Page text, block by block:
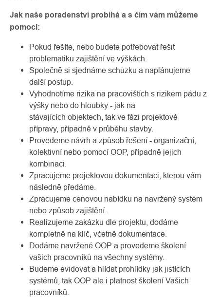
Jak naše poradenství probíhá a s čím vám můžeme
pomoci:
Pokud řešíte, nebo budete potřebovat řešit
problematiku zajištění ve výškách.
Společně si sjednáme schůzku a naplánujeme
další postup.
Vyhodnotíme rizika na pracovištích s rizikem pádu z
výšky nebo do hloubky - jak na
stávajících objektech, tak ve fázi projektové
přípravy, případně v průběhu stavby.
Provedeme návrh a způsob řešení - organizační,
kolektivní nebo pomocí OOP, případně jejich
kombinaci.
Zpracujeme projektovou dokumentaci, kterou vám
následně předáme.
Zpracujeme cenovou nabídku na navržený systém
nebo způsob zajištění.
Realizujeme zakázku dle projektu, dodáme
kompletně na klíč, včetně dokumentace.
Dodáme navržené OOP a provedeme školení
vašich pracovníků na všechny systémy.
Budeme evidovat a hlídat prohlídky jak jistících
systémů, tak OOP ale i platnost školení Vašich
pracovníků.